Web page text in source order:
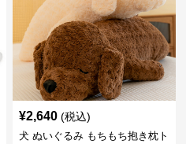
¥2,640 (税込)
犬 ぬいぐるみ もちもち抱き枕ト